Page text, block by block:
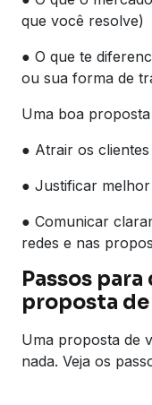
que você resolve)
● O que te
ou sua forma de
Uma boa
● Atrair os
● Justificar
● Comunicar
redes e nas
Passos
proposta
Uma proposta de
nada. Veja os